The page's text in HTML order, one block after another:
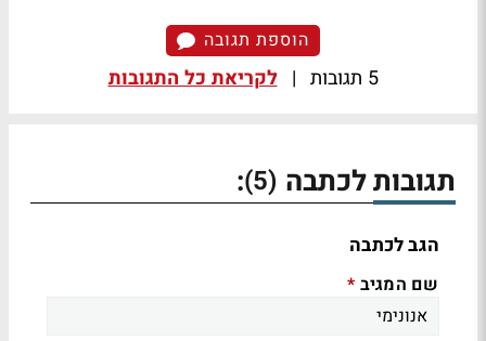
הוספת תגובה
5 תגובות | לקריאת כל התגובות
תגובות לכתבה (5)
:
הגב לכתבה
שם המגיב *